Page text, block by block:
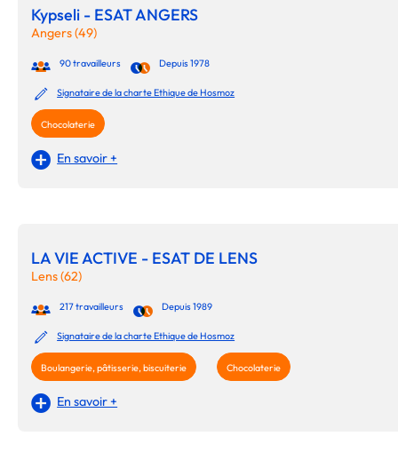
Kypseli - ESAT ANGERS
Angers (49)
90 travailleurs Depuis 1978
Signataire de la charte Ethique de Hosmoz
Chocolaterie
En savoir +
LA VIE ACTIVE - ESAT DE LENS
Lens (62)
217 travailleurs Depuis 1989
Signataire de la charte Ethique de Hosmoz
Boulangerie, pâtisserie, biscuiterie Chocolaterie
En savoir +